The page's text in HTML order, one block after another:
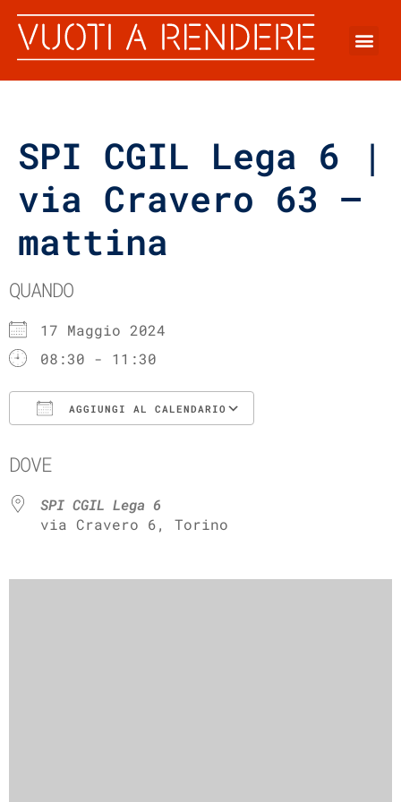
SPI CGIL Lega 6 |
via Cravero 63 –
mattina
QUANDO
17 Maggio 2024
08:30 - 11:30
AGGIUNGI AL CALENDARIO
DOVE
SPI CGIL Lega 6
via Cravero 6, Torino